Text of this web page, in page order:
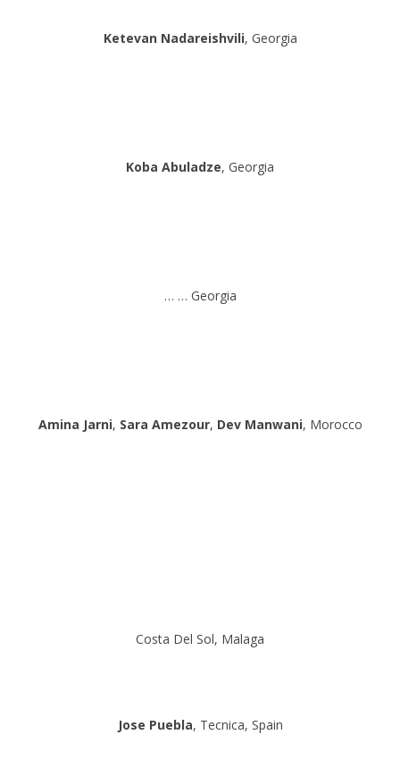
Ketevan Nadareishvili, Georgia
Koba Abuladze, Georgia
… … Georgia
Amina Jarni, Sara Amezour, Dev Manwani, Morocco
Costa Del Sol, Malaga
Jose Puebla, Tecnica, Spain